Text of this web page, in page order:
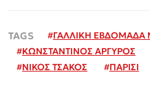
#ΓΑΛΛΙΚΗ ΕΒΔΟΜΑΔΑ
#ΚΩΝΣΤΑΝΤΙΝΟΣ ΑΡΓΥΡΟΣ
#ΝΙΚΟΣ ΤΣΑΚΟΣ #ΠΑΡΙΣΙ